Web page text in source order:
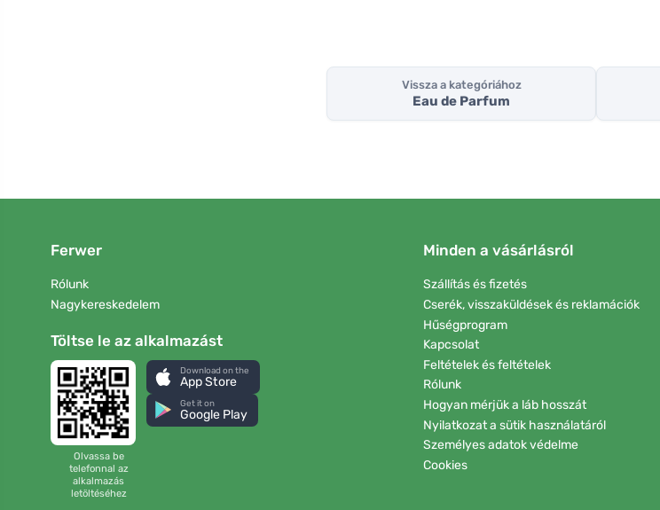
Vissza a kategóriához
Eau de Parfum
Ferwer
Rólunk
Nagykereskedelem
Töltse le az alkalmazást
Olvassa be
telefonnal az
alkalmazás
letöltéséhez
Download on the
App Store
Get it on
Google Play
Minden a vásárlásról
Szállítás és fizetés
Cserék, visszaküldések és reklamációk
Hűségprogram
Kapcsolat
Feltételek és feltételek
Rólunk
Hogyan mérjük a láb hosszát
Nyilatkozat a sütik használatáról
Személyes adatok védelme
Cookies